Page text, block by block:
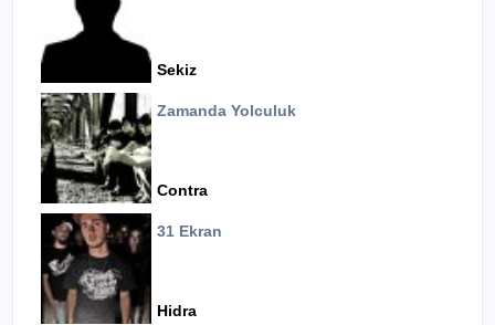
Sekiz
Zamanda Yolculuk
Contra
31 Ekran
Hidra